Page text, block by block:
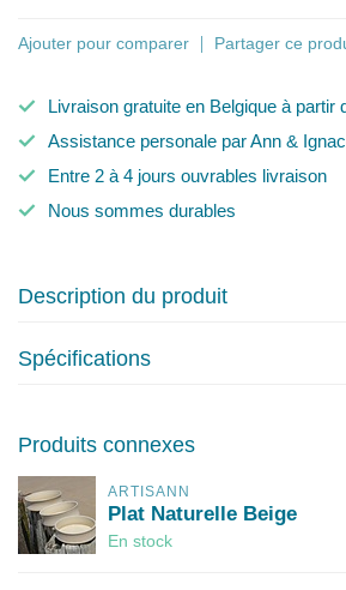
Ajouter pour comparer Partager ce
Livraison gratuite en Belgique à partir
Assistance personale par Ann &
Entre 2 à 4 jours ouvrables livraison
Nous sommes durables
Description du produit
Spécifications
Produits connexes
ARTISANN
Plat Naturelle Beige
En stock